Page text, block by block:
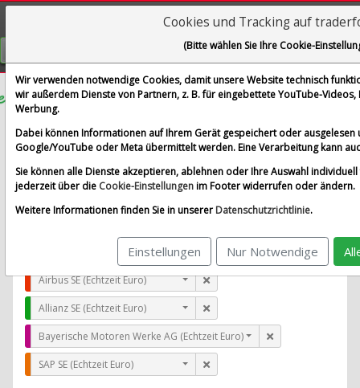
TransUnion LLC
im Vergleich mit Airbus SE, Allianz SE, Bayerische
Aktualisieren
TransUnion LLC (Echtzeit USD)
Airbus SE (Echtzeit Euro)
Allianz SE (Echtzeit Euro)
Bayerische Motoren Werke AG (Echtzeit Euro)
SAP SE (Echtzeit Euro)
Cookies und Tracking auf
(Bitte wählen Sie Ihre Cookie-
Wir verwenden notwendige Cookies, damit unsere Website technisch
wir außerdem Dienste von Partnern, z. B. für eingebettete YouTube-
Werbung.
Dabei können Informationen auf Ihrem Gerät gespeichert oder
Google/YouTube oder Meta übermittelt werden. Eine Verarbeitung kann
Sie können alle Dienste akzeptieren, ablehnen oder Ihre Auswahl
jederzeit über die Cookie-Einstellungenim Footer widerrufen oder ändern.
Weitere Informationen finden Sie in unserer Datenschutzrichtlinie.
Einstellungen Nur Notwendige